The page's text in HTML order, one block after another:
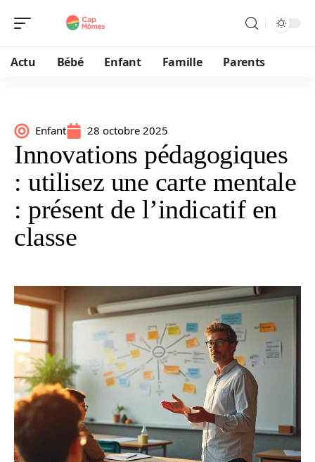
Actu Bébé Enfant Famille Parents
Enfant 28 octobre 2025
Innovations pédagogiques
: utilisez une carte mentale
: présent de l’indicatif en
classe